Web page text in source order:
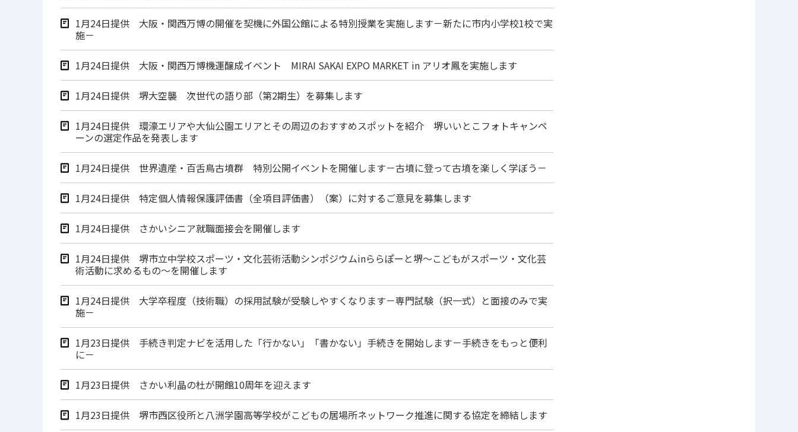
1月24日提供 大阪・関西万博の開催を契機に外国公館による特別授業を実施します－新たに市内小学校1校で実
施－
1月24日提供 大阪・関西万博機運醸成イベント MIRAI SAKAI EXPO MARKET in アリオ鳳を実施します
1月24日提供 堺大空襲 次世代の語り部（第2期生）を募集します
1月24日提供 環濠エリアや大仙公園エリアとその周辺のおすすめスポットを紹介 堺いいとこフォトキャンペ
ーンの選定作品を発表します
1月24日提供 世界遺産・百舌鳥古墳群 特別公開イベントを開催します－古墳に登って古墳を楽しく学ぼう－
1月24日提供 特定個人情報保護評価書（全項目評価書）（案）に対するご意見を募集します
1月24日提供 さかいシニア就職面接会を開催します
1月24日提供 堺市立中学校スポーツ・文化芸術活動シンポジウムinららぽーと堺～こどもがスポーツ・文化芸
術活動に求めるもの～を開催します
1月24日提供 大学卒程度（技術職）の採用試験が受験しやすくなります－専門試験（択一式）と面接のみで実
施－
1月23日提供 手続き判定ナビを活用した「行かない」「書かない」手続きを開始します－手続きをもっと便利
に－
1月23日提供 さかい利晶の杜が開館10周年を迎えます
1月23日提供 堺市西区役所と八洲学園高等学校がこどもの居場所ネットワーク推進に関する協定を締結します